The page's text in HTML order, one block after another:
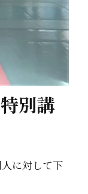
別講
に対して下